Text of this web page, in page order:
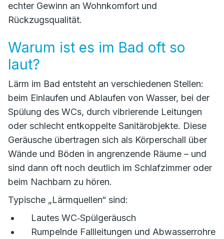
echter Gewinn an Wohnkomfort und
Rückzugsqualität.
Warum ist es im Bad oft so
laut?
Lärm im Bad entsteht an verschiedenen Stellen:
beim Einlaufen und Ablaufen von Wasser, bei der
Spülung des WCs, durch vibrierende Leitungen
oder schlecht entkoppelte Sanitärobjekte. Diese
Geräusche übertragen sich als Körperschall über
Wände und Böden in angrenzende Räume – und
sind dann oft noch deutlich im Schlafzimmer oder
beim Nachbarn zu hören.
Typische „Lärmquellen“ sind:
Lautes WC‑Spülgeräusch
Rumpelnde Fallleitungen und Abwasserrohre